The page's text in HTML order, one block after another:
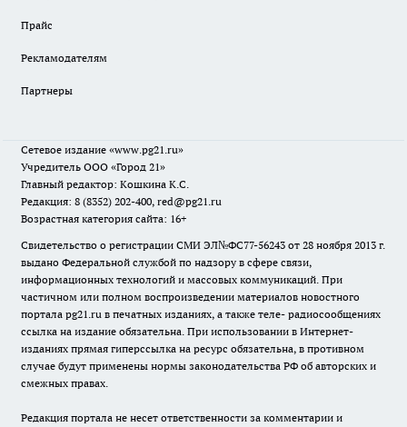
Прайс
Рекламодателям
Партнеры
Сетевое издание «www.pg21.ru»
Учредитель ООО «Город 21»
Главный редактор: Кошкина К.С.
Редакция: 8 (8352) 202-400, red@pg21.ru
Возрастная категория сайта: 16+
Свидетельство о регистрации СМИ ЭЛ№ФС77-56243 от 28 ноября 2013 г.
выдано Федеральной службой по надзору в сфере связи,
информационных технологий и массовых коммуникаций. При
частичном или полном воспроизведении материалов новостного
портала pg21.ru в печатных изданиях, а также теле- радиосообщениях
ссылка на издание обязательна. При использовании в Интернет-
изданиях прямая гиперссылка на ресурс обязательна, в противном
случае будут применены нормы законодательства РФ об авторских и
смежных правах.
Редакция портала не несет ответственности за комментарии и